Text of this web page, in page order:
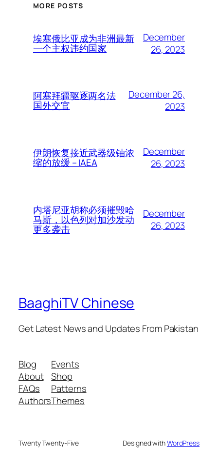
MORE POSTS
埃塞俄比亚成为非洲最新
一个主权违约国家
December
26, 2023
阿塞拜疆驱逐两名法
国外交官
December 26,
2023
伊朗恢复接近武器级铀浓
缩的放缓 – IAEA
December
26, 2023
内塔尼亚胡称必须摧毁哈
马斯，以色列对加沙发动
更多袭击
December
26, 2023
BaaghiTV Chinese
Get Latest News and Updates From Pakistan
Blog
About
FAQs
Authors
Events
Shop
Patterns
Themes
Twenty Twenty-Five Designed withWordPress